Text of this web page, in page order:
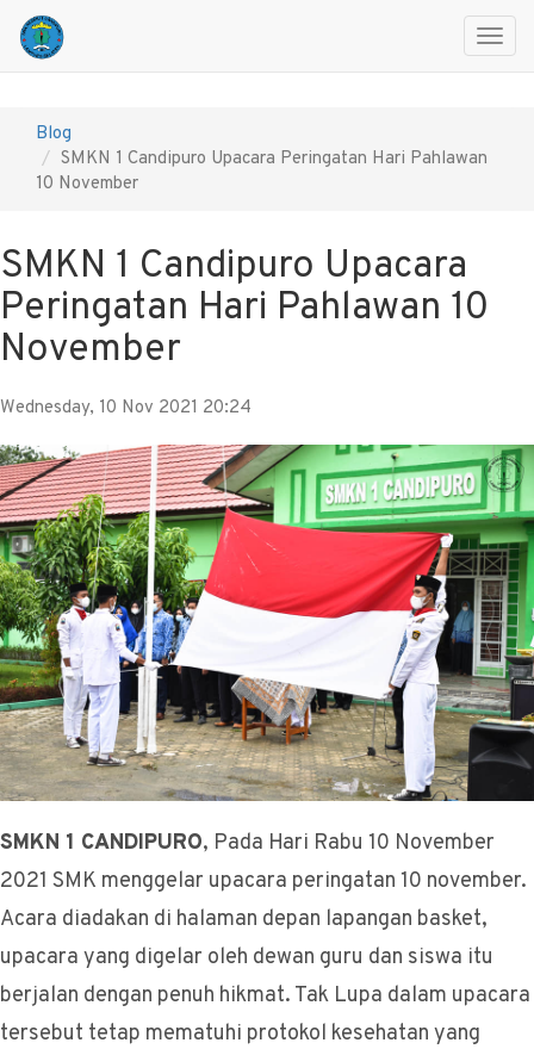
Blog
SMKN 1 Candipuro Upacara Peringatan Hari Pahlawan
10 November
SMKN 1 Candipuro Upacara
Peringatan Hari Pahlawan 10
November
Wednesday, 10 Nov 2021 20:24
SMKN 1 CANDIPURO, Pada Hari Rabu 10 November
2021 SMK menggelar upacara peringatan 10 november.
Acara diadakan di halaman depan lapangan basket,
upacara yang digelar oleh dewan guru dan siswa itu
berjalan dengan penuh hikmat. Tak Lupa dalam upacara
tersebut tetap mematuhi protokol kesehatan yang